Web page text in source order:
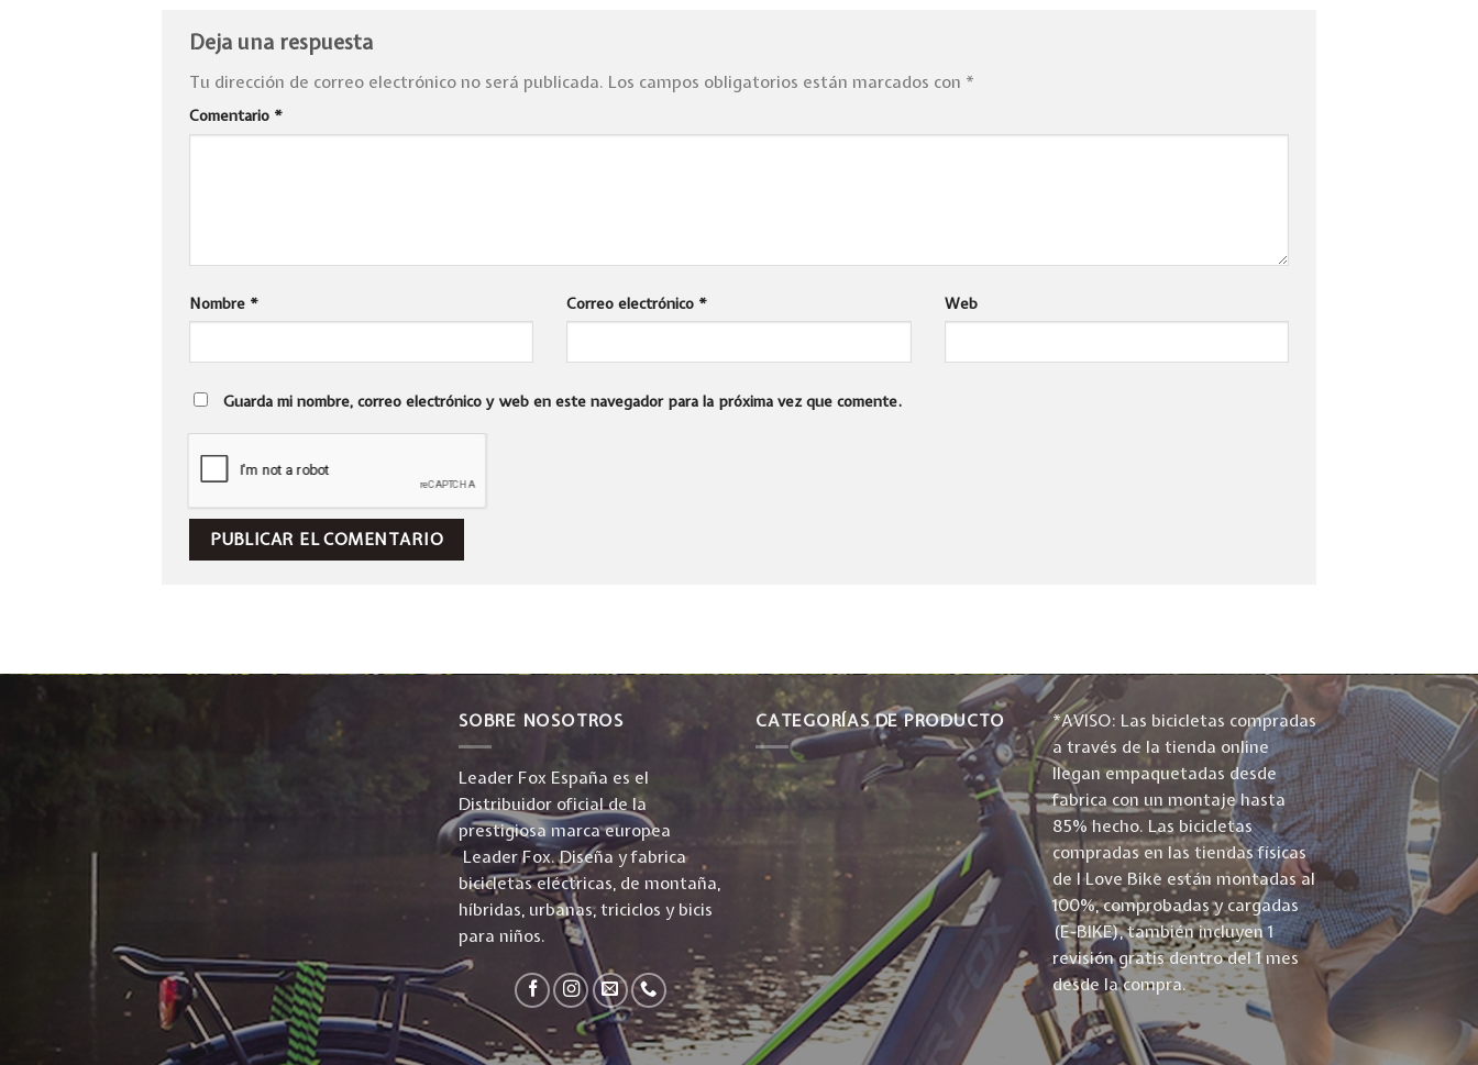
Deja una respuesta
Tu dirección de correo electrónico no será publicada. Los campos obligatorios están marcados con *
Comentario *
Nombre * Correo electrónico * Web
Guarda mi nombre, correo electrónico y web en este navegador para la próxima vez que comente.
SOBRE NOSOTROS
Leader Fox España es el
Distribuidor oficial de la
prestigiosa marca europea
Leader Fox. Diseña y fabrica
bicicletas eléctricas, de montaña,
híbridas, urbanas, triciclos y bicis
para niños.
CATEGORÍAS DE PRODUCTO
*AVISO: Las bicicletas compradas
a través de la tienda online
llegan empaquetadas desde
fabrica con un montaje hasta
85% hecho. Las bicicletas
compradas en las tiendas físicas
de I Love Bike están montadas al
100%, comprobadas y cargadas
(E-BIKE), también incluyen 1
revisión gratis dentro del 1 mes
desde la compra.